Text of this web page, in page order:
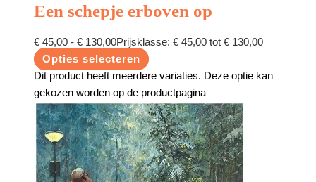
Een schepje erboven op
€ 45,00 - € 130,00Prijsklasse: € 45,00 tot € 130,00
Opties selecteren
Dit product heeft meerdere variaties. Deze optie kan
gekozen worden op de productpagina